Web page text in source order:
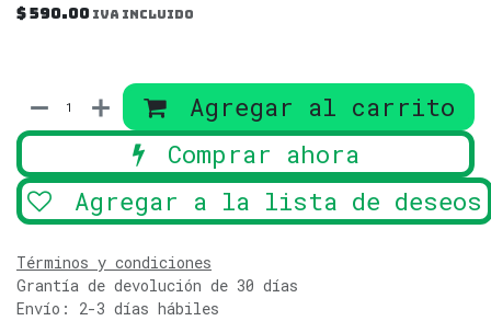
$590.00 IVA incluido
Agregar al carrito
Comprar ahora
Agregar a la lista de deseos
Términos y condiciones
Grantía de devolución de 30 días
Envío: 2-3 días hábiles